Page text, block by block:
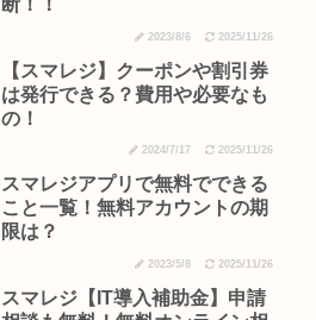
断！！
2023/8/6 2025/11/26
【スマレジ】クーポンや割引券
は発行できる？費用や必要なも
の！
2024/7/17 2025/11/26
スマレジアプリで無料でできる
こと一覧！無料アカウントの期
限は？
2023/5/8 2025/11/26
スマレジ【IT導入補助金】申請